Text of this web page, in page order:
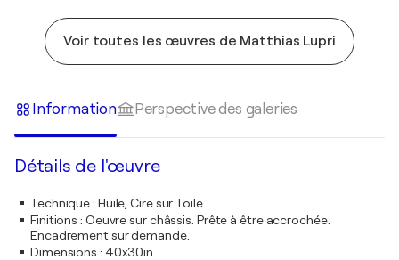
Voir toutes les œuvres de Matthias Lupri
Information Perspective des galeries
Détails de l'œuvre
Technique: Huile, Cire sur Toile
Finitions : Oeuvre sur châssis. Prête à être accrochée.
Encadrement sur demande.
Dimensions : 40x30in